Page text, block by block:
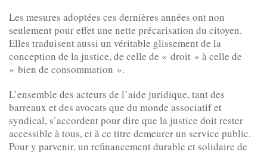
Les mesures adoptées ces dernières années ont non
seulement pour effet une nette précarisation du citoyen.
Elles traduisent aussi un véritable glissement de la
conception de la justice, de celle de « droit » à celle de
« bien de consommation ».
L’ensemble des acteurs de l’aide juridique, tant des
barreaux et des avocats que du monde associatif et
syndical, s’accordent pour dire que la justice doit rester
accessible à tous, et à ce titre demeurer un service public.
Pour y parvenir, un refinancement durable et solidaire de